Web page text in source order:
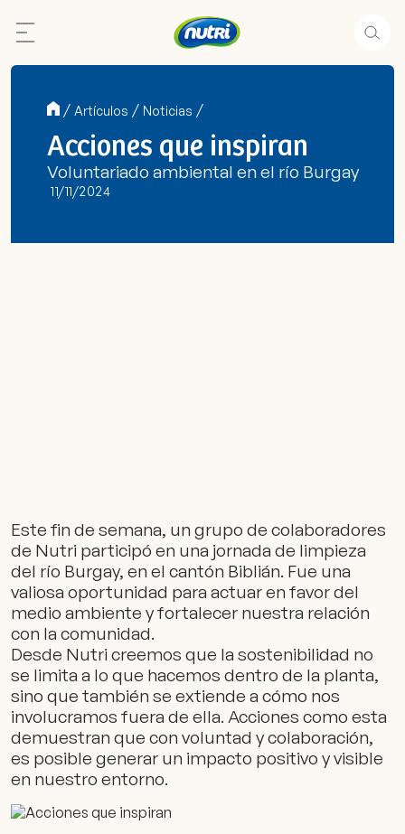
/ Artículos / Noticias /
Acciones que inspiran
Voluntariado ambiental en el río Burgay
11/11/2024
Este fin de semana, un grupo de colaboradores
de Nutri participó en una jornada de limpieza
del río Burgay, en el cantón Biblián. Fue una
valiosa oportunidad para actuar en favor del
medio ambiente y fortalecer nuestra relación
con la comunidad.
Desde Nutri creemos que la sostenibilidad no
se limita a lo que hacemos dentro de la planta,
sino que también se extiende a cómo nos
involucramos fuera de ella. Acciones como esta
demuestran que con voluntad y colaboración,
es posible generar un impacto positivo y visible
en nuestro entorno.